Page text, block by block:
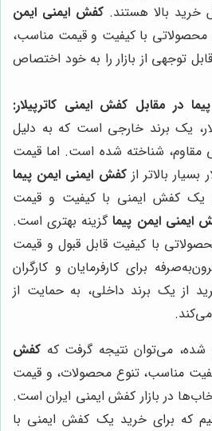
خرید بالا هستند. کفش ایمنی ایمن
محصولاتی با کیفیت و قیمت مناسب،
توجهی از بازار را به خود اختصاص
در مقابل کفش ایمنی کاترپیلار:
یک برند خارجی است که به دلیل
مقاوم، شناخته شده است. اما قیمت
بسیار بالاتر ازکفش ایمنی ایمن پیما
یک کفش ایمنی با کیفیت و قیمت
ایمنی ایمن پیماگزینه بهتری است.
با کیفیت قابل قبول و قیمت
برای کارفرمایان و کارگران
از یک برند داخلی، به حمایت از
شده، می‌توان نتیجه گرفت که کفش
مناسب، تنوع محصولات، و قیمت
در بازار کفش ایمنی ایران است.
که برای خرید یک کفش ایمنی با